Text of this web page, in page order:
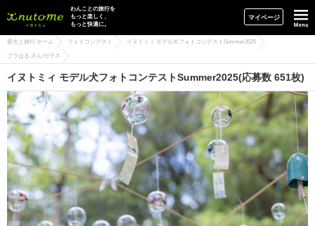
イヌトミィ
わんことの旅行を
もっと楽しく、
もっと快適に。
マイページ
愛犬と旅行 ホーム フォトコンテスト イヌトミィ モデル犬フォトコンテストSummer2025
ブラはる さん/ガラス
イヌトミィ モデル犬フォトコンテストSummer2025(応募数 651枚)